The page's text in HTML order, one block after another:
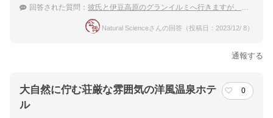
回答された質問： 彼氏と伊豆高原のグランイルミへ行きますが、新しめの温泉宿教えて欲しいです。
Natural Scienceさんの回答（投稿日：2023/12/ 8）
通報する
大自然に佇む荘厳な雰囲気の洋風温泉ホテ
ル
0